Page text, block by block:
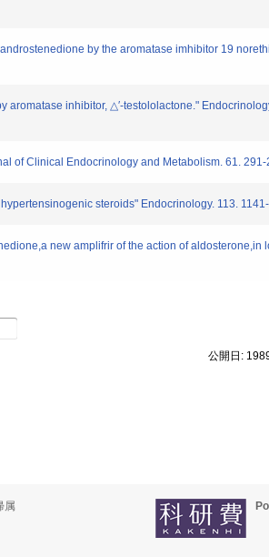
by the aromatase imhibitor 19
inhibitor, △′-testololactone."
of Clinical Endocrinology and Metabolism. 61.
steroids" Endocrinology. 113.
new amplifrir of the action of aldosterone,in
公開日:
属